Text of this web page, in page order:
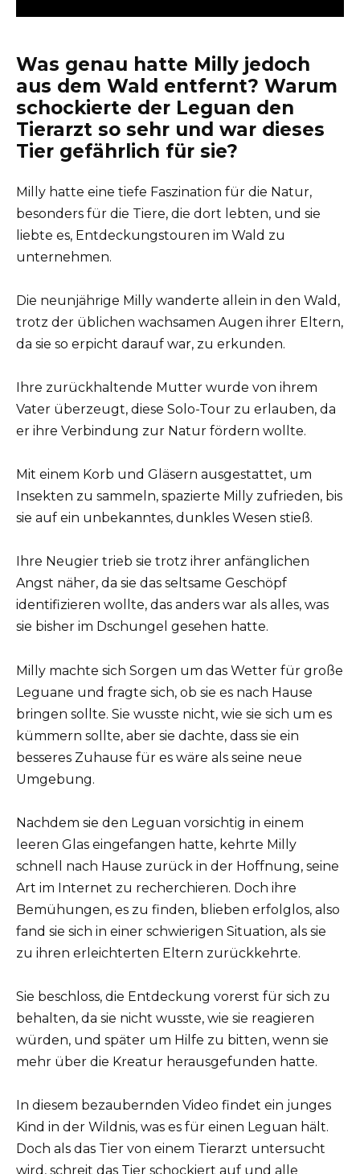
Was genau hatte Milly jedoch
aus dem Wald entfernt? Warum
schockierte der Leguan den
Tierarzt so sehr und war dieses
Tier gefährlich für sie?
Milly hatte eine tiefe Faszination für die Natur,
besonders für die Tiere, die dort lebten, und sie
liebte es, Entdeckungstouren im Wald zu
unternehmen.
Die neunjährige Milly wanderte allein in den Wald,
trotz der üblichen wachsamen Augen ihrer Eltern,
da sie so erpicht darauf war, zu erkunden.
Ihre zurückhaltende Mutter wurde von ihrem
Vater überzeugt, diese Solo-Tour zu erlauben, da
er ihre Verbindung zur Natur fördern wollte.
Mit einem Korb und Gläsern ausgestattet, um
Insekten zu sammeln, spazierte Milly zufrieden, bis
sie auf ein unbekanntes, dunkles Wesen stieß.
Ihre Neugier trieb sie trotz ihrer anfänglichen
Angst näher, da sie das seltsame Geschöpf
identifizieren wollte, das anders war als alles, was
sie bisher im Dschungel gesehen hatte.
Milly machte sich Sorgen um das Wetter für große
Leguane und fragte sich, ob sie es nach Hause
bringen sollte. Sie wusste nicht, wie sie sich um es
kümmern sollte, aber sie dachte, dass sie ein
besseres Zuhause für es wäre als seine neue
Umgebung.
Nachdem sie den Leguan vorsichtig in einem
leeren Glas eingefangen hatte, kehrte Milly
schnell nach Hause zurück in der Hoffnung, seine
Art im Internet zu recherchieren. Doch ihre
Bemühungen, es zu finden, blieben erfolglos, also
fand sie sich in einer schwierigen Situation, als sie
zu ihren erleichterten Eltern zurückkehrte.
Sie beschloss, die Entdeckung vorerst für sich zu
behalten, da sie nicht wusste, wie sie reagieren
würden, und später um Hilfe zu bitten, wenn sie
mehr über die Kreatur herausgefunden hatte.
In diesem bezaubernden Video findet ein junges
Kind in der Wildnis, was es für einen Leguan hält.
Doch als das Tier von einem Tierarzt untersucht
wird, schreit das Tier schockiert auf und alle